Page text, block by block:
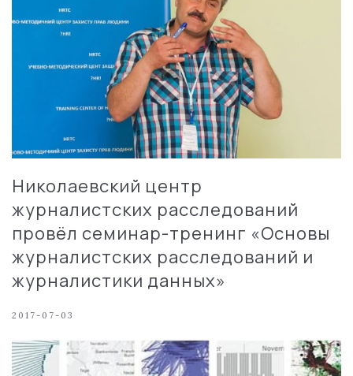
Николаевский центр
журналистских расследований
провёл семинар-тренинг «Основы
журналистских расследований и
журналистики данных»
2017-07-03